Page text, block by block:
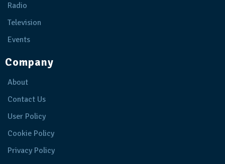
Radio
Television
Events
Company
About
Contact Us
User Policy
Cookie Policy
Privacy Policy